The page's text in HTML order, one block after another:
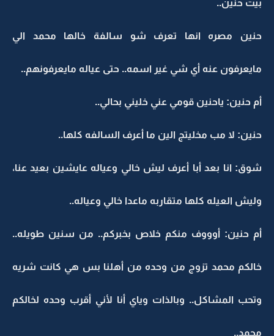
بيت حنين..
حنين مصره انها تعرف شو سالفة خالها محمد الي
مايعرفون عنه أي شي غير اسمه.. حتى عياله مايعرفونهم..
أم حنين: ياحنين قومي عني خليني بحالي..
حنين: لا مب مخليتج الين ما أعرف السالفه كلها..
شوق: انا بعد أبا أعرف ليش خالي وعياله عايشين بعيد عنا،
وليش العيله كلها متقاربه ماعدا خالي وعياله..
أم حنين: أوووف منكم خلاص بخبركم.. من سنين طويله..
خالكم محمد تزوج من وحده من أهلنا بس هي كانت شريه
وتحب المشاكل.. وبالذات وياي أنا لأني أقرب وحده لخالكم
محمد..